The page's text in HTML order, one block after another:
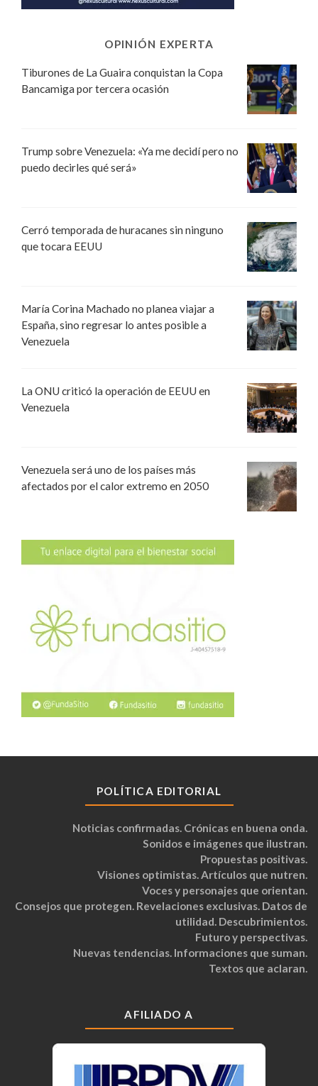
OPINIÓN EXPERTA
Tiburones de La Guaira conquistan la Copa
Bancamiga por tercera ocasión
Trump sobre Venezuela: «Ya me decidí pero no
puedo decirles qué será»
Cerró temporada de huracanes sin ninguno
que tocara EEUU
María Corina Machado no planea viajar a
España, sino regresar lo antes posible a
Venezuela
La ONU criticó la operación de EEUU en
Venezuela
Venezuela será uno de los países más
afectados por el calor extremo en 2050
POLÍTICA EDITORIAL
Noticias confirmadas. Crónicas en buena onda.
Sonidos e imágenes que ilustran.
Propuestas positivas.
Visiones optimistas. Artículos que nutren.
Voces y personajes que orientan.
Consejos que protegen. Revelaciones exclusivas. Datos de
utilidad. Descubrimientos.
Futuro y perspectivas.
Nuevas tendencias. Informaciones que suman.
Textos que aclaran.
AFILIADO A